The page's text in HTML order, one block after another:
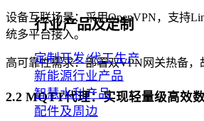
行业产品及定制
定制开发/代工生产
新能源行业产品
智慧水利产品
配件及周边
设备互联场景：采用OpenVPN，支持
统多平台接入。
高可靠性需求：部署双VPN网关热备，
2.2 MQTT代理：实现轻量级高效